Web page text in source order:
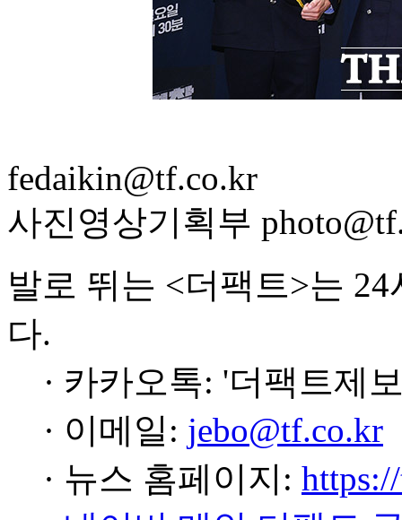
fedaikin@tf.co.kr
사진영상기획부
발로 뛰는 <더팩트>는
다.
· 카카오톡: '더팩트제
· 이메일: jebo@tf.co.kr
· 뉴스 홈페이지: